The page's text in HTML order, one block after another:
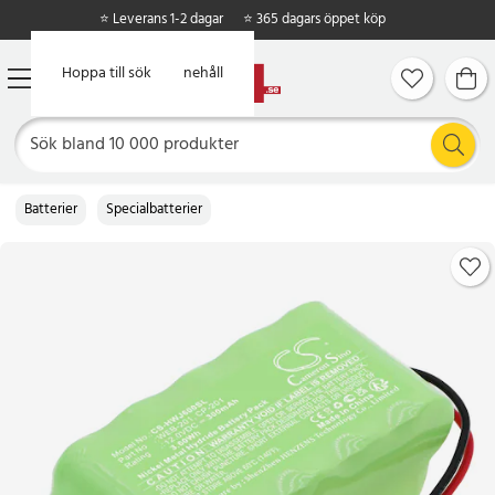
Hoppa till huvudinnehåll
Hoppa till sök
⭐ Leverans 1-2 dagar ⭐ 365 dagars öppet köp
Batterier Specialbatterier